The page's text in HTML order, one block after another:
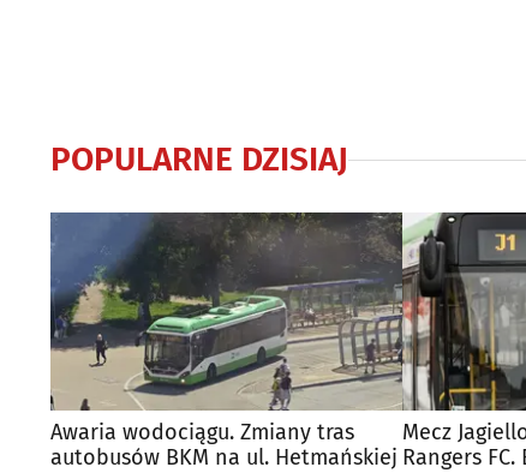
POPULARNE DZISIAJ
Awaria wodociągu. Zmiany tras
autobusów BKM na ul. Hetmańskiej
Mecz
Rangers